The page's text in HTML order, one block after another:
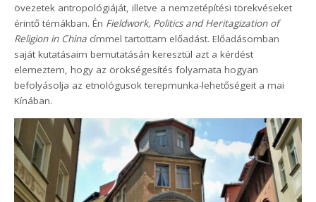
övezetek antropológiáját, illetve a nemzetépítési törekvéseket
érintő témákban. Én Fieldwork, Politics and Heritagization of
Religion in China címmel tartottam előadást. Előadásomban
saját kutatásaim bemutatásán keresztül azt a kérdést
elemeztem, hogy az örökségesítés folyamata hogyan
befolyásolja az etnológusok terepmunka-lehetőségeit a mai
Kínában.